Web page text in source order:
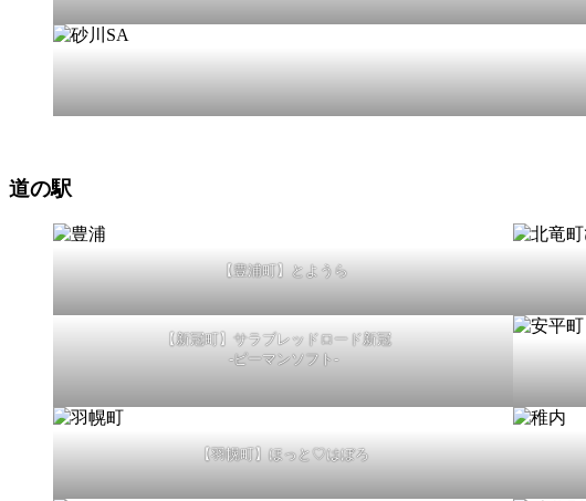
道の駅
【豊浦町】とようら
【新冠町】サラブレッドロード新冠
-ピーマンソフト-
【羽幌町】ほっと♡はぼろ